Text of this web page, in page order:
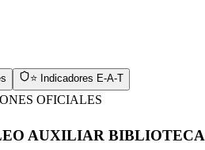
⭐ Indicadores E-A-T
OFICIALES
AUXILIAR BIBLIOTECA